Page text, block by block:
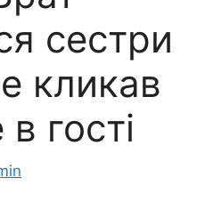
сестри
кликав
гості